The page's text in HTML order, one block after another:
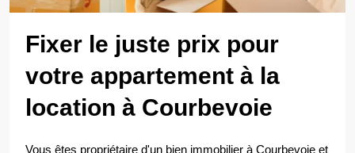
Fixer le juste prix pour
votre appartement à la
location à Courbevoie
Vous êtes propriétaire d'un bien immobilier à Courbevoie et